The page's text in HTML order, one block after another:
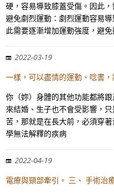
硬，容易導致膝蓋受傷。因此
避免劇烈運動：劇烈運動容易
此需要逐漸增加運動強度，避
2022-03-19
一樣，可以盡情的運動、唸書
你（妳）身體的其他功能都將
來結婚、生子也不會受影響，
苦，那就是在長大前，必須穿
學無法解釋的疾病
2022-04-19
電療與頸部牽引。 三、 手術治